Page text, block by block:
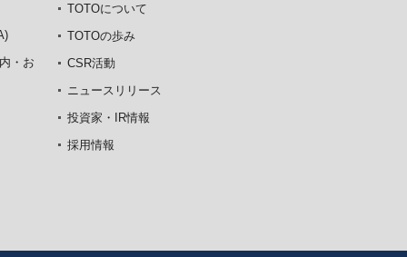
・お
TOTOについて
TOTOの歩み
CSR活動
ニュースリリース
投資家・IR情報
採用情報